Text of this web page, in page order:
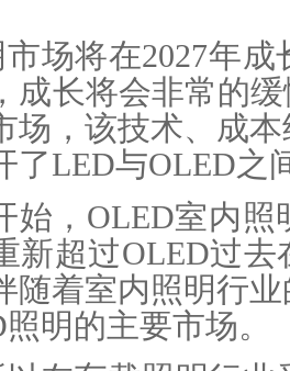
场将在2027年
成长将会非常的
场，该技术、成
了LED与OLED之
始，OLED室内
新超过OLED过
随着室内照明行
明的主要市场。